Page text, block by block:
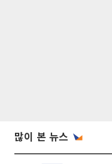
많이 본 뉴스